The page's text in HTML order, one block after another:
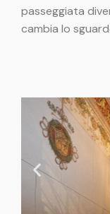
passeggiata
cambia lo